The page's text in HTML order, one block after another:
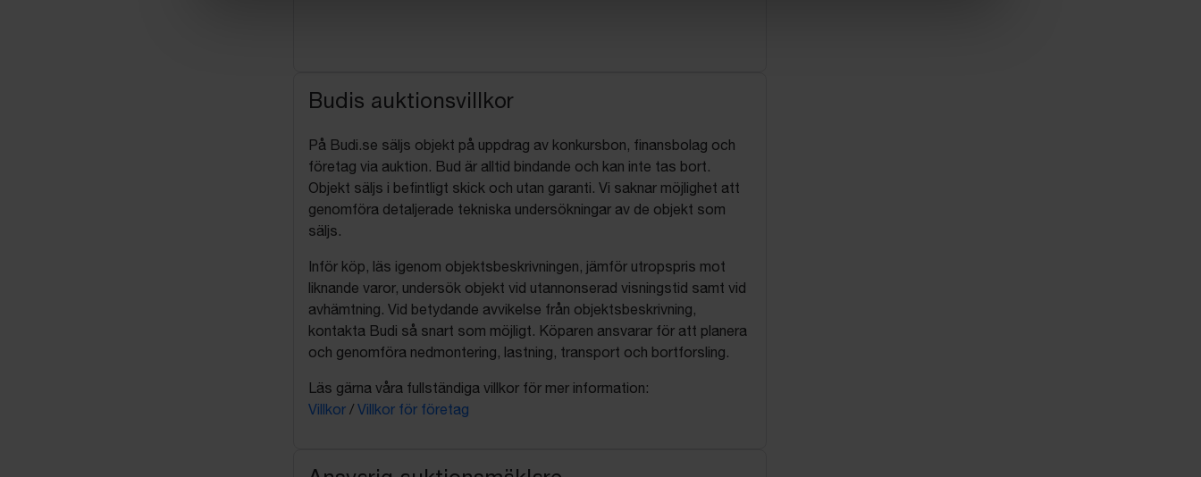
Budis auktionsvillkor
På Budi.se säljs objekt på uppdrag av konkursbon, finansbolag och
företag via auktion. Bud är alltid bindande och kan inte tas bort.
Objekt säljs i befintligt skick och utan garanti. Vi saknar möjlighet att
genomföra detaljerade tekniska undersökningar av de objekt som
säljs.
Inför köp, läs igenom objektsbeskrivningen, jämför utropspris mot
liknande varor, undersök objekt vid utannonserad visningstid samt vid
avhämtning. Vid betydande avvikelse från objektsbeskrivning,
kontakta Budi så snart som möjligt. Köparen ansvarar för att planera
och genomföra nedmontering, lastning, transport och bortforsling.
Läs gärna våra fullständiga villkor för mer information:
Villkor / Villkor för företag